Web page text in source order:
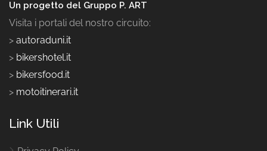
Un progetto del Gruppo P. ART
Visita i portali del nostro circuito:
> autoraduni.it
> bikershotel.it
> bikersfood.it
> motoitinerari.it
Link Utili